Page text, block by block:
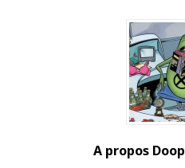
A propos Doop